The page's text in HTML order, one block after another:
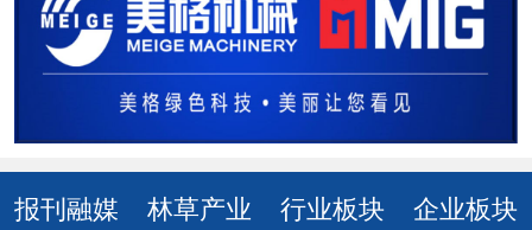
报刊融媒 林草产业 行业板块 企业板块